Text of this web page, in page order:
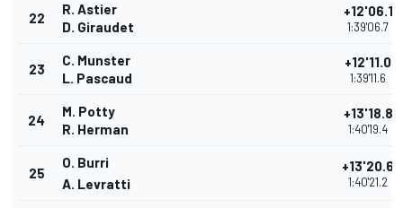
22
R. Astier
D. Giraudet
+12'06.1
1:39'06.7
23
C. Munster
L. Pascaud
+12'11.0
1:39'11.6
24
M. Potty
R. Herman
+13'18.8
1:40'19.4
25
O. Burri
A. Levratti
+13'20.6
1:40'21.2